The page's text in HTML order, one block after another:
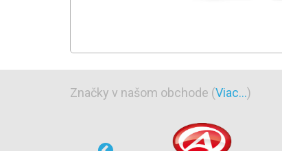
Značky v našom obchode (Viac...)